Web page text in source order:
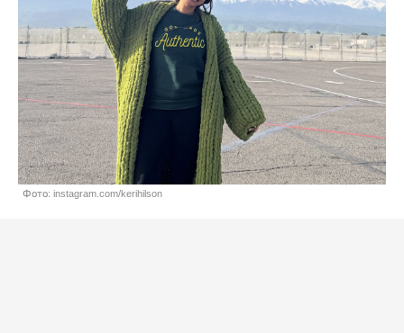
Фото: instagram.com/kerihilson